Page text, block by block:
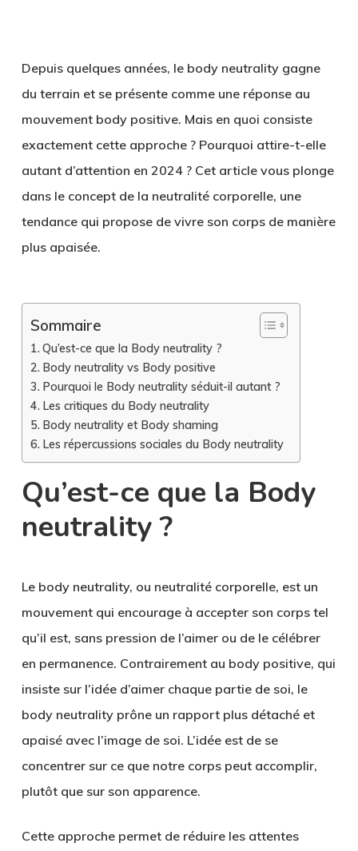
Depuis quelques années, le body neutrality gagne
du terrain et se présente comme une réponse au
mouvement body positive. Mais en quoi consiste
exactement cette approche ? Pourquoi attire-t-elle
autant d’attention en 2024 ? Cet article vous plonge
dans le concept de la neutralité corporelle, une
tendance qui propose de vivre son corps de manière
plus apaisée.
Sommaire
Qu’est-ce que la Body neutrality ?
Body neutrality vs Body positive
Pourquoi le Body neutrality séduit-il autant ?
Les critiques du Body neutrality
Body neutrality et Body shaming
Les répercussions sociales du Body neutrality
Qu’est-ce que la Body
neutrality ?
Le body neutrality, ou neutralité corporelle, est un
mouvement qui encourage à accepter son corps tel
qu’il est, sans pression de l’aimer ou de le célébrer
en permanence. Contrairement au body positive, qui
insiste sur l’idée d’aimer chaque partie de soi, le
body neutrality prône un rapport plus détaché et
apaisé avec l’image de soi. L’idée est de se
concentrer sur ce que notre corps peut accomplir,
plutôt que sur son apparence.
Cette approche permet de réduire les attentes